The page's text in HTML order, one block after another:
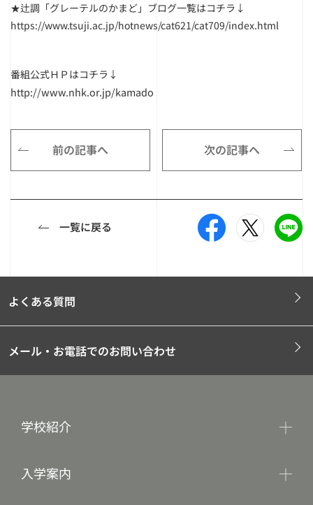
★辻調「グレーテルのかまど」ブログ一覧はコチラ↓
https://www.tsuji.ac.jp/hotnews/cat621/cat709/index.html
番組公式ＨＰはコチラ↓
http://www.nhk.or.jp/kamado
前の記事へ 次の記事へ
一覧に戻る
よくある質問
メール・お電話でのお問い合わせ
学校紹介
入学案内